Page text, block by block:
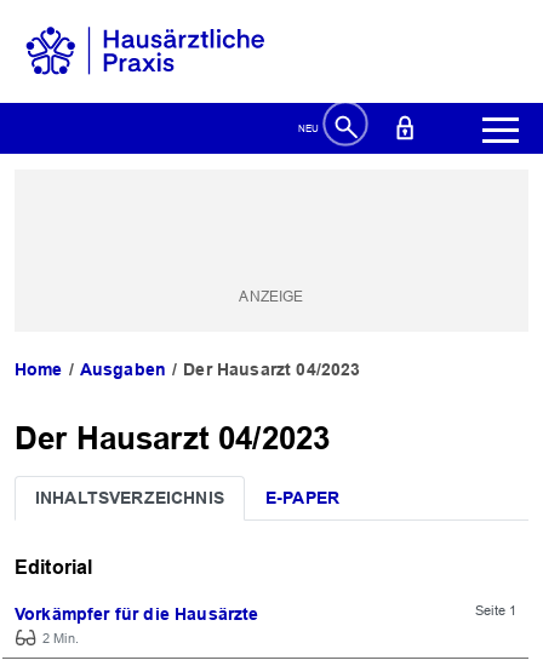
Home Ausgaben Der Hausarzt 04/2023
Der Hausarzt 04/2023
INHALTSVERZEICHNIS E-PAPER
Editorial
Vorkämpfer für die Hausärzte
Seite 1
2 Min.